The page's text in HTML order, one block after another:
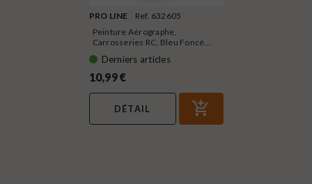
PRO LINE
Ref. 632605
Peinture Aérographe,
Carrosseries RC, Bleu Foncé...
Derniers articles
10,99 €
DÉTAIL